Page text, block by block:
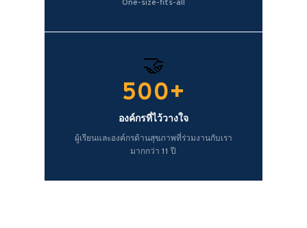
One-size-fits-all
🤝
500+
องค์กรที่ไว้วางใจ
ผู้เรียนและองค์กรด้านสุขภาพที่ร่วมงานกับเรา
มากกว่า 11 ปี